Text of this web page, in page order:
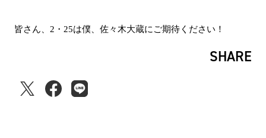
皆さん、2・25は僕、佐々木大蔵にご期待ください！
SHARE